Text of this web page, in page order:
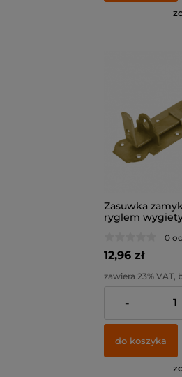
Zasuwka
ryglem
0
12,96 zł
zawiera 23% VAT,
dostawy
Cena netto:
-
do koszyka